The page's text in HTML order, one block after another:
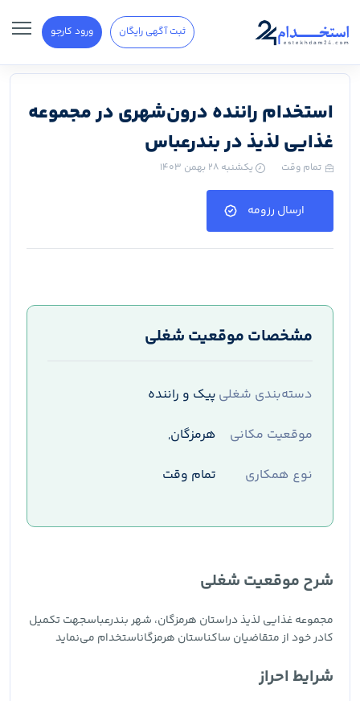
ثبت آگهی رایگان ورود کارجو
استخدام راننده درون‌شهری در مجموعه
غذایی لذیذ در بندرعباس
تمام وقت یکشنبه ۲۸ بهمن ۱۴۰۳
ارسال رزومه
مشخصات موقعیت شغلی
دسته‌بندی شغلی پیک و راننده
موقعیت مکانی
هرمزگان,
نوع همکاری
تمام وقت
شرح موقعیت شغلی
مجموعه غذایی لذیذ دراستان هرمزگان، شهر بندرعباسجهت تکمیل
کادر خود از متقاضیان ساکناستان هرمزگاناستخدام می‌نماید
شرایط احراز